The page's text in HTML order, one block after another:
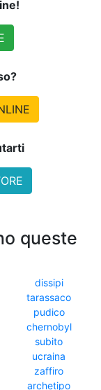
queste
dissipi
tarassaco
pudico
chernobyl
subito
ucraina
zaffiro
archetipo